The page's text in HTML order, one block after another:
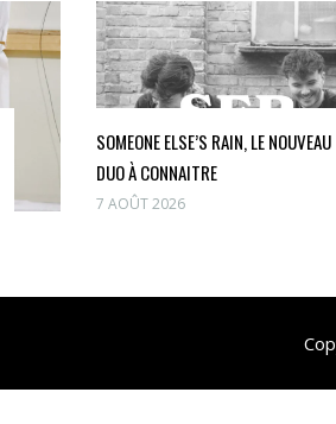
SOMEONE ELSE’S RAIN, LE NOUVEAU
DUO À CONNAITRE
7 AOÛT 2026